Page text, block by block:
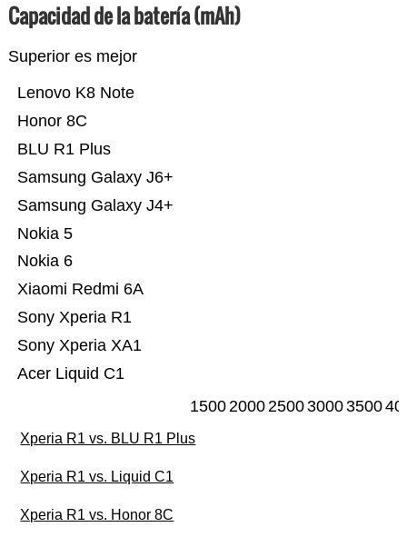
Capacidad de la batería (mAh)
Superior es mejor
Acer Liquid C1
Sony Xperia XA1
Sony Xperia R1
Xiaomi Redmi 6A
Nokia 6
Nokia 5
Samsung Galaxy J4+
Samsung Galaxy J6+
BLU R1 Plus
Honor 8C
Lenovo K8 Note
15002000250030003500
Xperia R1 vs. BLU R1 Plus
Xperia R1 vs. Liquid C1
Xperia R1 vs. Honor 8C